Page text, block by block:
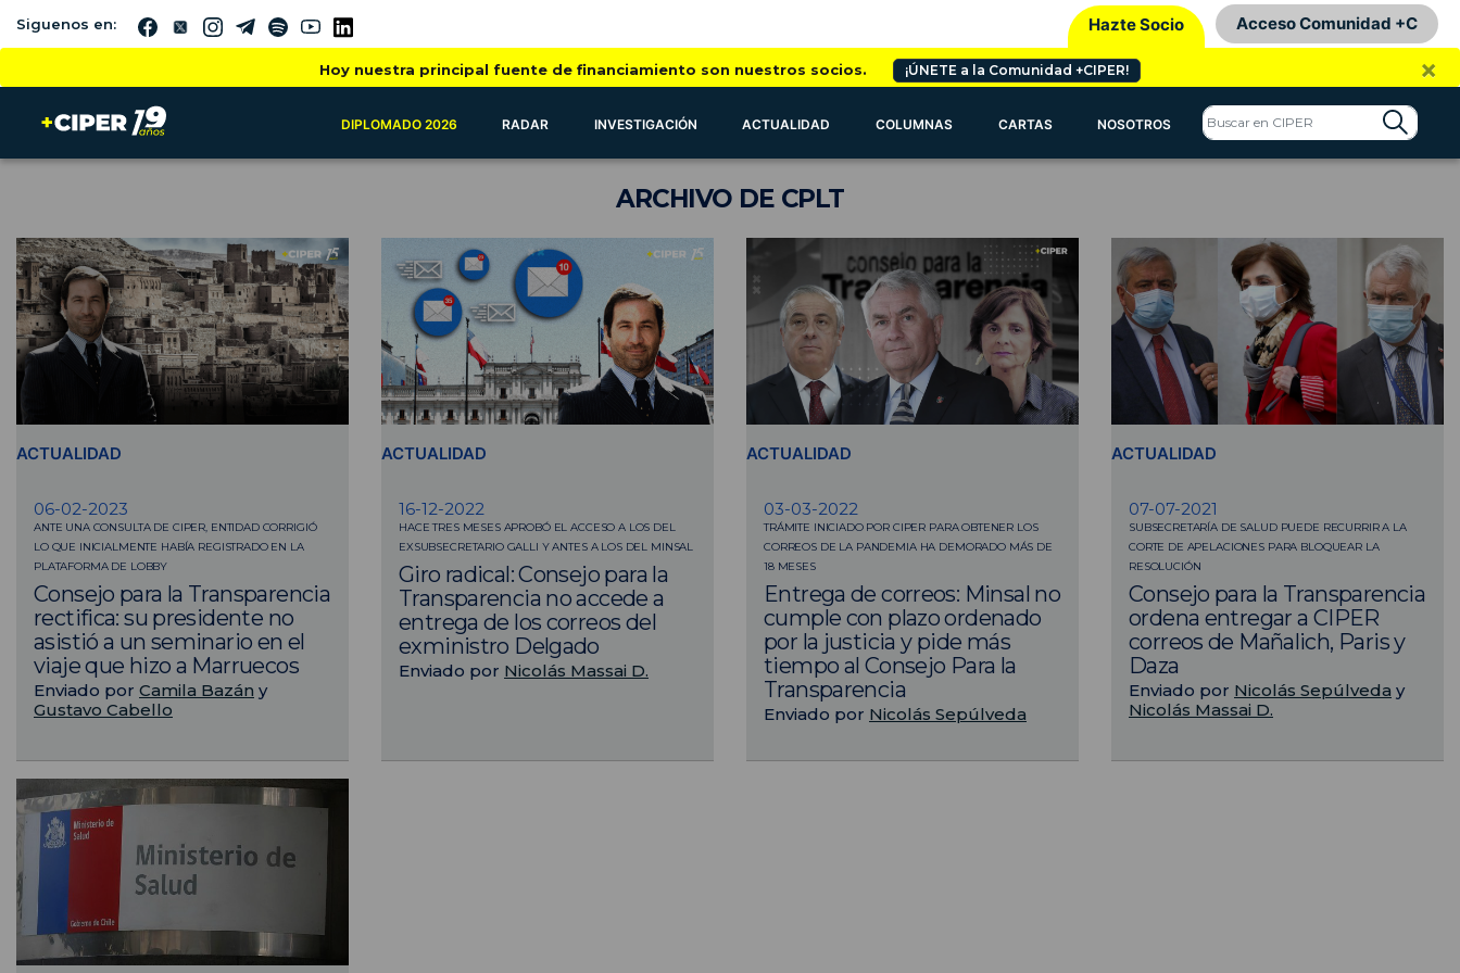
Siguenos en: Hazte Socio Acceso Comunidad +C
Hoy nuestra principal fuente de financiamiento son nuestros socios. ¡ÚNETE a la Comunidad +CIPER! ×
DIPLOMADO 2026 RADAR INVESTIGACIÓN ACTUALIDAD COLUMNAS CARTAS NOSOTROS
ARCHIVO DE CPLT
ACTUALIDAD
06-02-2023
ANTE UNA CONSULTA DE CIPER, ENTIDAD CORRIGIÓ
LO QUE INICIALMENTE HABÍA REGISTRADO EN LA
PLATAFORMA DE LOBBY
Consejo para la Transparencia
rectifica: su presidente no
asistió a un seminario en el
viaje que hizo a Marruecos
Enviado por Camila Bazán y
Gustavo Cabello
ACTUALIDAD
16-12-2022
HACE TRES MESES APROBÓ EL ACCESO A LOS DEL
EXSUBSECRETARIO GALLI Y ANTES A LOS DEL MINSAL
Giro radical: Consejo para la
Transparencia no accede a
entrega de los correos del
exministro Delgado
Enviado por Nicolás Massai D.
ACTUALIDAD
03-03-2022
TRÁMITE INICIADO POR CIPER PARA OBTENER LOS
CORREOS DE LA PANDEMIA HA DEMORADO MÁS DE
18 MESES
Entrega de correos: Minsal no
cumple con plazo ordenado
por la justicia y pide más
tiempo al Consejo Para la
Transparencia
Enviado por Nicolás Sepúlveda
ACTUALIDAD
07-07-2021
SUBSECRETARÍA DE SALUD PUEDE RECURRIR A LA
CORTE DE APELACIONES PARA BLOQUEAR LA
RESOLUCIÓN
Consejo para la Transparencia
ordena entregar a CIPER
correos de Mañalich, Paris y
Daza
Enviado por Nicolás Sepúlveda y
Nicolás Massai D.